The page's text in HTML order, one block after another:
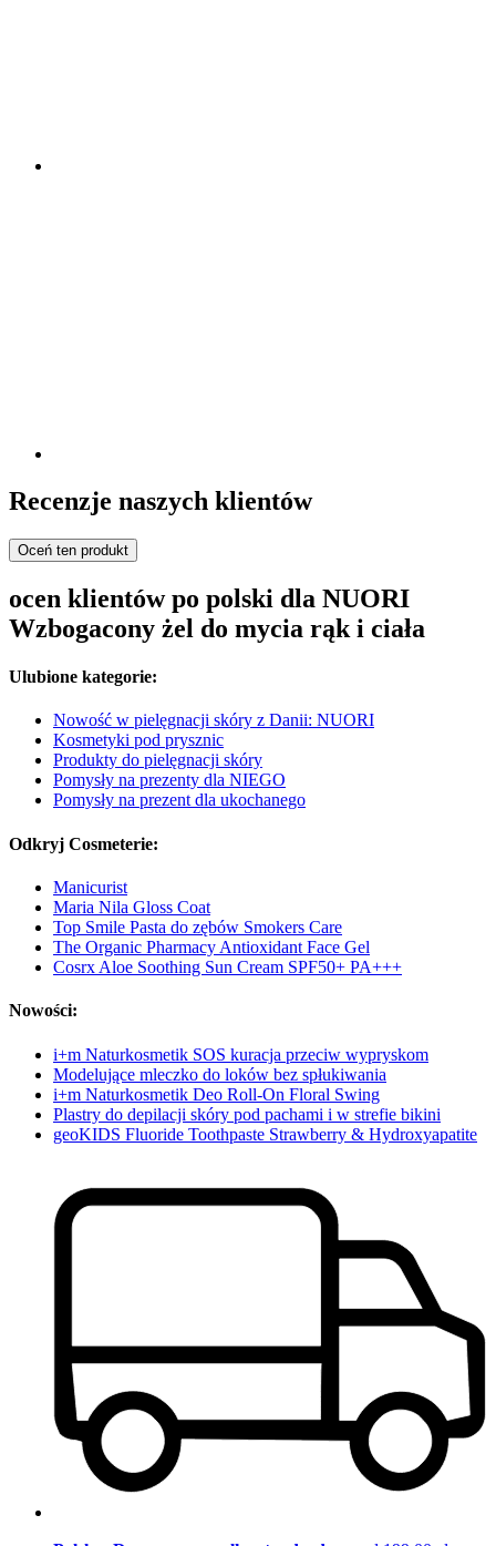
Recenzje naszych klientów
Oceń ten produkt
ocen klientów po polski dla NUORI
Wzbogacony żel do mycia rąk i ciała
Ulubione kategorie:
Nowość w pielęgnacji skóry z Danii: NUORI
Kosmetyki pod prysznic
Produkty do pielęgnacji skóry
Pomysły na prezenty dla NIEGO
Pomysły na prezent dla ukochanego
Odkryj Cosmeterie:
Manicurist
Maria Nila Gloss Coat
Top Smile Pasta do zębów Smokers Care
The Organic Pharmacy Antioxidant Face Gel
Cosrx Aloe Soothing Sun Cream SPF50+ PA+++
Nowości:
i+m Naturkosmetik SOS kuracja przeciw wypryskom
Modelujące mleczko do loków bez spłukiwania
i+m Naturkosmetik Deo Roll-On Floral Swing
Plastry do depilacji skóry pod pachami i w strefie bikini
geoKIDS Fluoride Toothpaste Strawberry & Hydroxyapatite